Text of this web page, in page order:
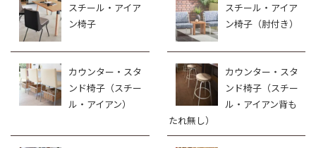
スチール・アイア
ン椅子
スチール・アイア
ン椅子（肘付き）
カウンター・スタ
ンド椅子（スチー
ル・アイアン）
カウンター・スタ
ンド椅子（スチー
ル・アイアン背も
たれ無し）